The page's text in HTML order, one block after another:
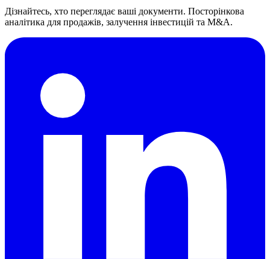
Інші - відібраний набір документів.
Дізнайтесь, хто переглядає ваші документи. Посторінкова
аналітика для продажів, залучення інвестицій та M&A.